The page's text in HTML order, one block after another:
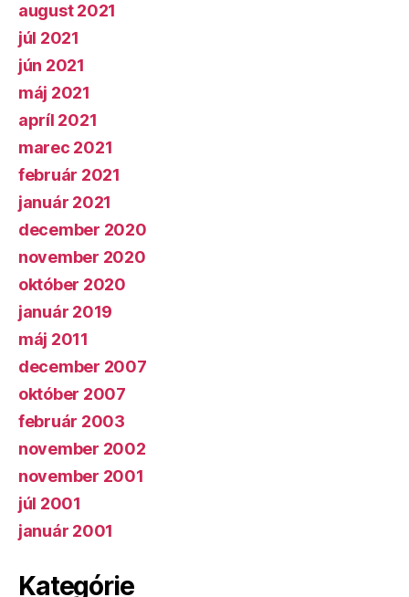
august 2021
júl 2021
jún 2021
máj 2021
apríl 2021
marec 2021
február 2021
január 2021
december 2020
november 2020
október 2020
január 2019
máj 2011
december 2007
október 2007
február 2003
november 2002
november 2001
júl 2001
január 2001
Kategórie